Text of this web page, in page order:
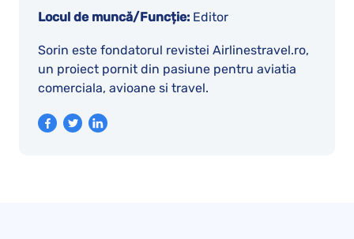
Locul de muncă/Funcție: Editor
Sorin este fondatorul revistei Airlinestravel.ro,
un proiect pornit din pasiune pentru aviatia
comerciala, avioane si travel.